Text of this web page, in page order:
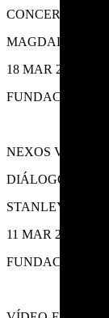
CONCERTO
MAGDALENA
18 MAR 2023
FUNDACIÓN
NEXOS VII
DIÁLOGOS
STANLEY
11 MAR 2023
FUNDACIÓN